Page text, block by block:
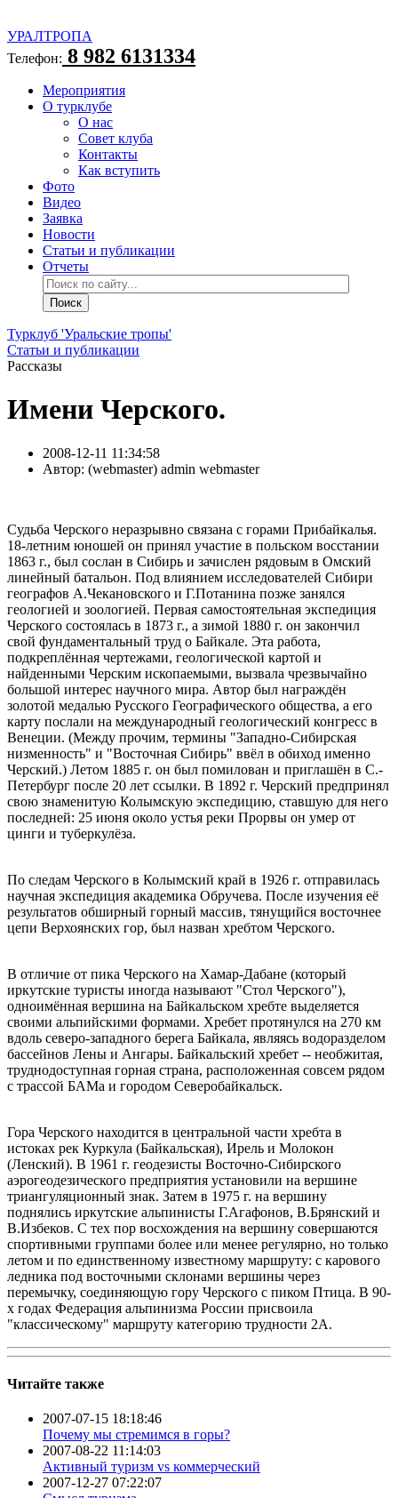
УРАЛТРОПА
Телефон: 8 982 6131334
Мероприятия
О турклубе
О нас
Совет клуба
Контакты
Как вступить
Фото
Видео
Заявка
Новости
Статьи и публикации
Отчеты
Турклуб 'Уральские тропы'
Статьи и публикации
Рассказы
Имени Черского.
2008-12-11 11:34:58
Автор: ( webmaster) admin webmaster
Судьба Черского неразрывно связана с горами Прибайкалья.
18-летним юношей он принял участие в польском восстании
1863 г., был сослан в Сибирь и зачислен рядовым в Омский
линейный батальон. Под влиянием исследователей Сибири
географов А.Чекановского и Г.Потанина позже занялся
геологией и зоологией. Первая самостоятельная экспедиция
Черского состоялась в 1873 г., а зимой 1880 г. он закончил
свой фундаментальный труд о Байкале. Эта работа,
подкреплённая чертежами, геологической картой и
найденными Черским ископаемыми, вызвала чрезвычайно
большой интерес научного мира. Автор был награждён
золотой медалью Русского Географического общества, а его
карту послали на международный геологический конгресс в
Венеции. (Между прочим, термины "Западно-Сибирская
низменность" и "Восточная Сибирь" ввёл в обиход именно
Черский.) Летом 1885 г. он был помилован и приглашён в С.-
Петербург после 20 лет ссылки. В 1892 г. Черский предпринял
свою знаменитую Колымскую экспедицию, ставшую для него
последней: 25 июня около устья реки Прорвы он умер от
цинги и туберкулёза.
По следам Черского в Колымский край в 1926 г. отправилась
научная экспедиция академика Обручева. После изучения её
результатов обширный горный массив, тянущийся восточнее
цепи Верхоянских гор, был назван хребтом Черского.
В отличие от пика Черского на Хамар-Дабане (который
иркутские туристы иногда называют "Стол Черского"),
одноимённая вершина на Байкальском хребте выделяется
своими альпийскими формами. Хребет протянулся на 270 км
вдоль северо-западного берега Байкала, являясь водоразделом
бассейнов Лены и Ангары. Байкальский хребет -- необжитая,
труднодоступная горная страна, расположенная совсем рядом
с трассой БАМа и городом Северобайкальск.
Гора Черского находится в центральной части хребта в
истоках рек Куркула (Байкальская), Ирель и Молокон
(Ленский). В 1961 г. геодезисты Восточно-Сибирского
аэрогеодезического предприятия установили на вершине
триангуляционный знак. Затем в 1975 г. на вершину
поднялись иркутские альпинисты Г.Агафонов, В.Брянский и
В.Избеков. С тех пор восхождения на вершину совершаются
спортивными группами более или менее регулярно, но только
летом и по единственному известному маршруту: с карового
ледника под восточными склонами вершины через
перемычку, соединяющую гору Черского с пиком Птица. В 90-
х годах Федерация альпинизма России присвоила
"классическому" маршруту категорию трудности 2А.
Читайте также
2007-07-15 18:18:46
Почему мы стремимся в горы?
2007-08-22 11:14:03
Активный туризм vs коммерческий
2007-12-27 07:22:07